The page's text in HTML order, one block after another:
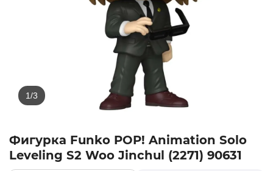
Фигурка Funko POP! Animation Solo
Leveling S2 Woo Jinchul (2271) 90631